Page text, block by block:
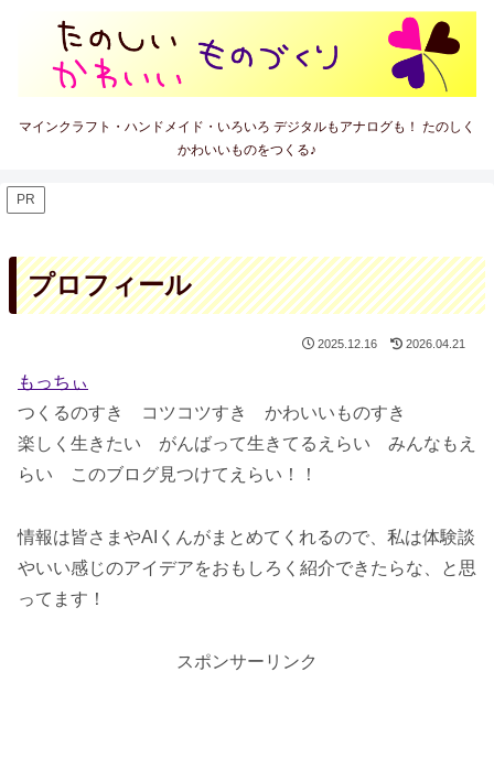
マインクラフト・ハンドメイド・いろいろ デジタルもアナログも！ たのしく
かわいいものをつくる♪
PR
プロフィール
2025.12.16 2026.04.21
もっちぃ
つくるのすき コツコツすき かわいいものすき
楽しく生きたい がんばって生きてるえらい みんなもえ
らい このブログ見つけてえらい！！
情報は皆さまやAIくんがまとめてくれるので、私は体験談
やいい感じのアイデアをおもしろく紹介できたらな、と思
ってます！
スポンサーリンク